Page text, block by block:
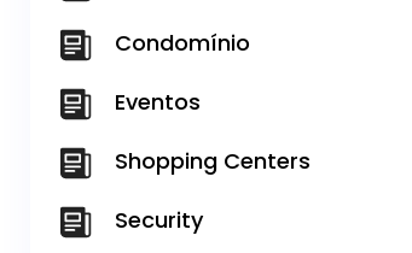
Condomínio
Eventos
Shopping Centers
Security